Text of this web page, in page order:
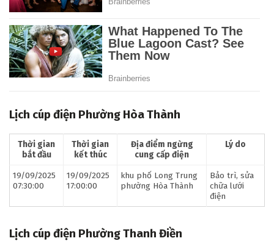
Lịch cúp điện Phường Hòa Thành
Thời gian
bắt đầu
Thời gian
kết thúc
Địa điểm ngừng
cung cấp điện
Lý do
19/09/2025
07:30:00
19/09/2025
17:00:00
khu phố Long Trung
phường Hòa Thành
Bảo trì, sửa
chữa lưới
điện
Lịch cúp điện Phường Thanh Điền